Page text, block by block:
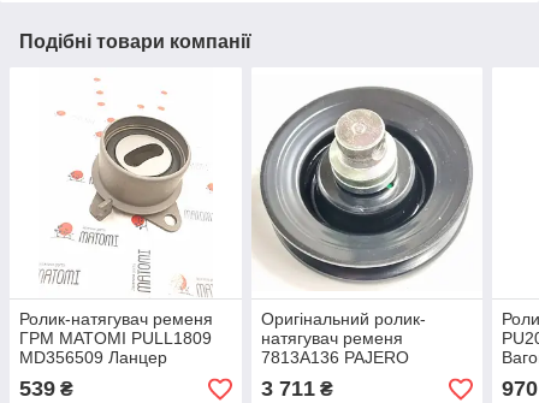
Подібні товари компанії
Ролик-натягувач ременя
ГРМ MATOMI PULL1809
MD356509 Ланцер
539 ₴
Оригінальний ролик-
натягувач ременя
7813A136 PAJERO
Паджеро Вагон
3 711₴ 970